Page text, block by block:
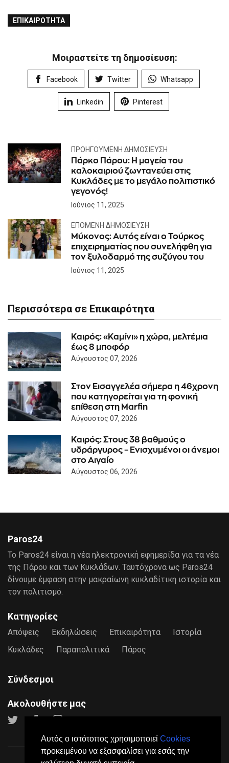
Αυτός ο ιστότοπος χρησιμοποιεί Cookies
προκειμένου να εξασφαλίσει για εσάς την
ΕΠΙΚΑΙΡΌΤΗΤΑ
Μοιραστείτε τη δημοσίευση:
Facebook Twitter Whatsapp
Linkedin Pinterest
ΠΡΟΗΓΟΎΜΕΝΗ ΔΗΜΟΣΊΕΥΣΗ
Πάρκο Πάρου: Η μαγεία του
καλοκαιριού ζωντανεύει στις
Κυκλάδες με το μεγάλο πολιτιστικό
γεγονός!
Ιούνιος 11, 2025
ΕΠΌΜΕΝΗ ΔΗΜΟΣΊΕΥΣΗ
Μύκονος: Αυτός είναι ο Τούρκος
επιχειρηματίας που συνελήφθη για
τον ξυλοδαρμό της συζύγου του
Ιούνιος 11, 2025
Περισσότερα σε Επικαιρότητα
Καιρός: «Καμίνι» η χώρα, μελτέμια
έως 8 μποφόρ
Αύγουστος 07, 2026
Στον Εισαγγελέα σήμερα η 46χρονη
που κατηγορείται για τη φονική
επίθεση στη Marfin
Αύγουστος 07, 2026
Καιρός: Στους 38 βαθμούς ο
υδράργυρος – Ενισχυμένοι οι άνεμοι
στο Αιγαίο
Αύγουστος 06, 2026
Paros24
Το Paros24 είναι η νέα ηλεκτρονική εφημερίδα για τα νέα
της Πάρου και των Κυκλάδων. Ταυτόχρονα ως Paros24
δίνουμε έμφαση στην μακραίωνη κυκλαδίτικη ιστορία και
τον πολιτισμό.
Κατηγορίες
Απόψεις Εκδηλώσεις Επικαιρότητα
Ιστορία
Κυκλάδες
Παραπολιτικά Πάρος
Σύνδεσμοι
Ακολουθήστε μας